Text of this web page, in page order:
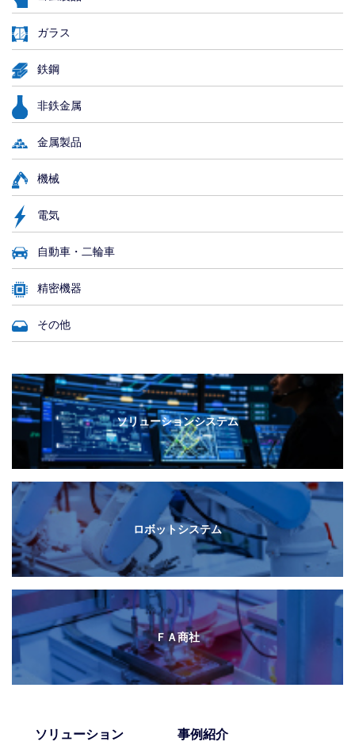
ガラス
鉄鋼
非鉄金属
金属製品
機械
電気
自動車・二輪車
精密機器
その他
ソリューションシステム
ロボットシステム
ＦＡ商社
ソリューション 事例紹介